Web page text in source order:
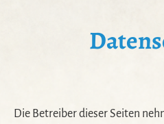
Die Betreiber dieser Seiten